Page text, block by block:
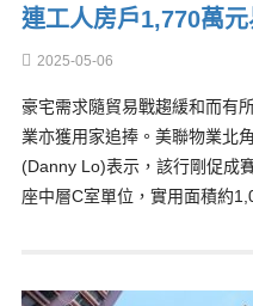
連工人房戶1,770萬
2025-05-06
豪宅需求隨貿易戰趨緩和而有
業亦獲用家追捧。美聯物業北
(Danny Lo)表示，該行剛促成
座中層C室單位，實用面積約